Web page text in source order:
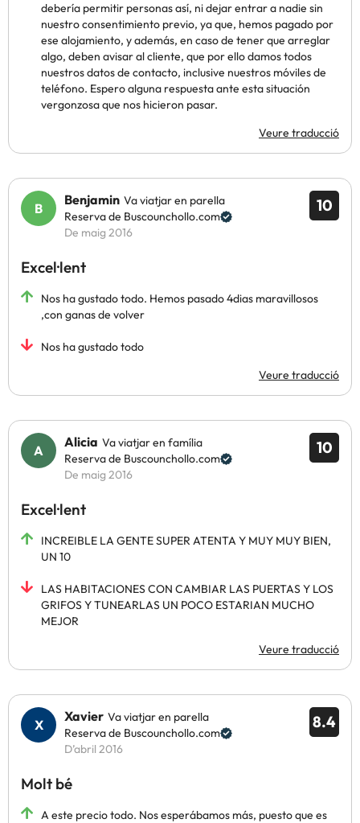
debería permitir personas así, ni dejar entrar a nadie sin
nuestro consentimiento previo, ya que, hemos pagado por
ese alojamiento, y además, en caso de tener que arreglar
algo, deben avisar al cliente, que por ello damos todos
nuestros datos de contacto, inclusive nuestros móviles de
teléfono. Espero alguna respuesta ante esta situación
vergonzosa que nos hicieron pasar.
Veure traducció
10
Benjamin Va viatjar en parella
Reserva de Buscounchollo.com
De maig 2016
Excel·lent
Nos ha gustado todo. Hemos pasado 4dias maravillosos
,con ganas de volver
Nos ha gustado todo
Veure traducció
10
Alicia Va viatjar en família
Reserva de Buscounchollo.com
De maig 2016
Excel·lent
INCREIBLE LA GENTE SUPER ATENTA Y MUY MUY BIEN,
UN 10
LAS HABITACIONES CON CAMBIAR LAS PUERTAS Y LOS
GRIFOS Y TUNEARLAS UN POCO ESTARIAN MUCHO
MEJOR
Veure traducció
8.4
Xavier Va viatjar en parella
Reserva de Buscounchollo.com
D’abril 2016
Molt bé
A este precio todo. Nos esperábamos más, puesto que es